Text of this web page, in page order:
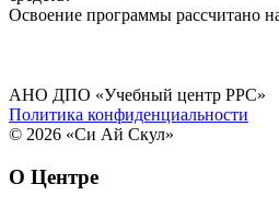
Освоение программы рассчитано
АНО ДПО «Учебный центр РРС»
Политика конфиденциальности
© 2026 «Си Ай Скул»
О Центре